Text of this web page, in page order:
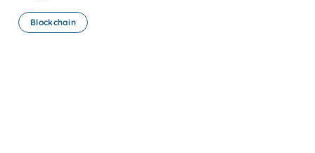
Blockchain